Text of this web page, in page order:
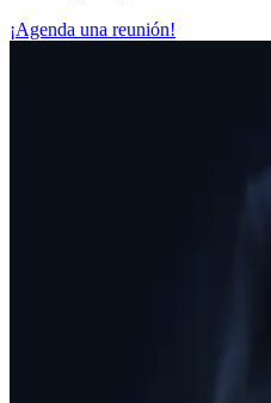
¡Agenda una reunión!